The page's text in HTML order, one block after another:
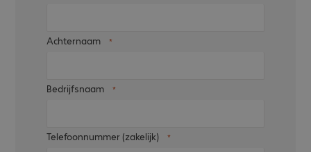
Achternaam
Bedrijfsnaam
Telefoonnummer (zakelijk)